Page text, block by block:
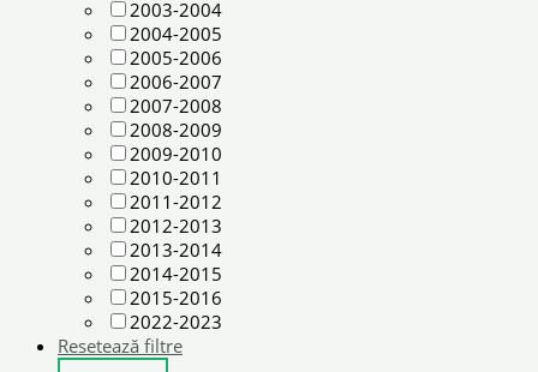
2003-2004
2004-2005
2005-2006
2006-2007
2007-2008
2008-2009
2009-2010
2010-2011
2011-2012
2012-2013
2013-2014
2014-2015
2015-2016
2022-2023
Resetează filtre